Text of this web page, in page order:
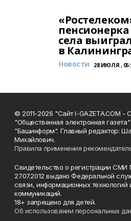
села
в
Новости 28 ИЮЛЯ ,
© 2011-2026 "Сайт I-GAZETA.COM -
"Общественная электронная
"Башинформ". Главный редактор:
Михайлович.
Правила применения
Свидетельство о регистрации
27.07.2012 выдано Федеральной
связи, информационных
коммуникаций.
18+ запрещено для детей.
Об использовании персональных